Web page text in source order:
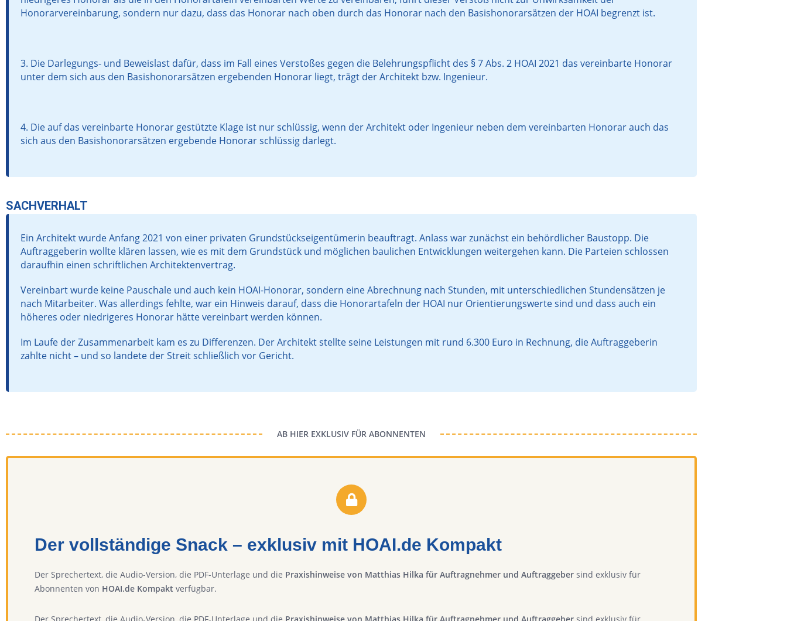
Honorarvereinbarung, sondern nur dazu, dass das Honorar nach oben durch das Honorar nach den Basishonorarsätzen der HOAI begrenzt ist.
3. Die Darlegungs- und Beweislast dafür, dass im Fall eines Verstoßes gegen die Belehrungspflicht des § 7 Abs. 2 HOAI 2021 das vereinbarte Honorar
unter dem sich aus den Basishonorarsätzen ergebenden Honorar liegt, trägt der Architekt bzw. Ingenieur.
4. Die auf das vereinbarte Honorar gestützte Klage ist nur schlüssig, wenn der Architekt oder Ingenieur neben dem vereinbarten Honorar auch das
sich aus den Basishonorarsätzen ergebende Honorar schlüssig darlegt.
SACHVERHALT
Ein Architekt wurde Anfang 2021 von einer privaten Grundstückseigentümerin beauftragt. Anlass war zunächst ein behördlicher Baustopp. Die
Auftraggeberin wollte klären lassen, wie es mit dem Grundstück und möglichen baulichen Entwicklungen weitergehen kann. Die Parteien schlossen
daraufhin einen schriftlichen Architektenvertrag.
Vereinbart wurde keine Pauschale und auch kein HOAI-Honorar, sondern eine Abrechnung nach Stunden, mit unterschiedlichen Stundensätzen je
nach Mitarbeiter. Was allerdings fehlte, war ein Hinweis darauf, dass die Honorartafeln der HOAI nur Orientierungswerte sind und dass auch ein
höheres oder niedrigeres Honorar hätte vereinbart werden können.
Im Laufe der Zusammenarbeit kam es zu Differenzen. Der Architekt stellte seine Leistungen mit rund 6.300 Euro in Rechnung, die Auftraggeberin
zahlte nicht – und so landete der Streit schließlich vor Gericht.
AB HIER EXKLUSIV FÜR ABONNENTEN
Der vollständige Snack – exklusiv mit HOAI.de Kompakt
Der Sprechertext, die Audio-Version, die PDF-Unterlage und die Praxishinweise von Matthias Hilka für Auftragnehmer und Auftraggeber sind exklusiv für
Abonnenten von HOAI.de Kompakt verfügbar.